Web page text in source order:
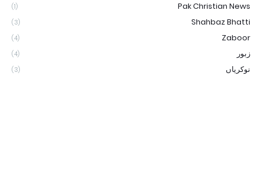
Pak Christian News
(1)
Shahbaz Bhatti
(3)
Zaboor
(4)
زبور (4)
نوکریاں (3)